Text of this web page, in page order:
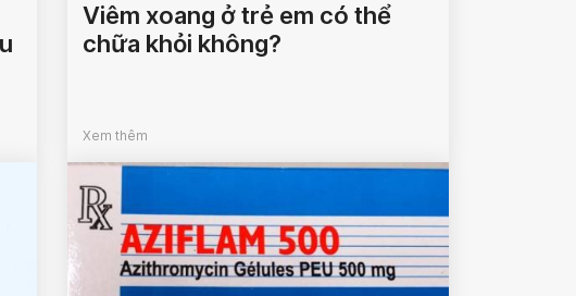
Viêm xoang ở trẻ em có thể
chữa khỏi không?
Xem thêm